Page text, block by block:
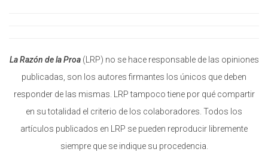
La Razón de la Proa(LRP) no se hace responsable de las opiniones
publicadas, son los autores firmantes los únicos que deben
responder de las mismas. LRP tampoco tiene por qué compartir
en su totalidad el criterio de los colaboradores. Todos los
artículos publicados en LRP se pueden reproducir libremente
siempre que se indique su procedencia.